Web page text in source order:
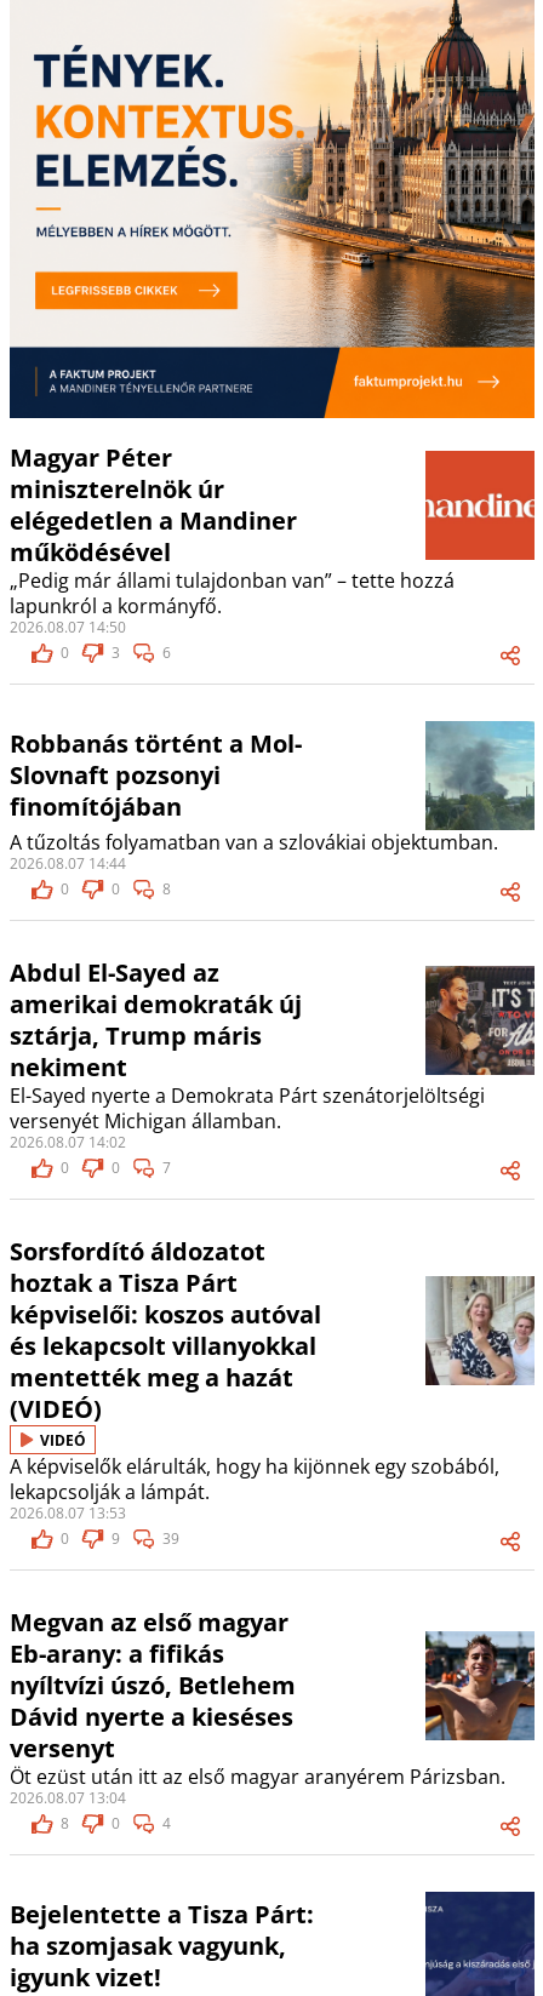
Magyar Péter
miniszterelnök úr
elégedetlen a Mandiner
működésével
„Pedig már állami tulajdonban van” – tette hozzá
lapunkról a kormányfő.
2026.08.07 14:50
0
3 6
Robbanás történt a Mol-
Slovnaft pozsonyi
finomítójában
A tűzoltás folyamatban van a szlovákiai objektumban.
2026.08.07 14:44
0
0 8
Abdul El-Sayed az
amerikai demokraták új
sztárja, Trump máris
nekiment
El-Sayed nyerte a Demokrata Párt szenátorjelöltségi
versenyét Michigan államban.
2026.08.07 14:02
0
0 7
Sorsfordító áldozatot
hoztak a Tisza Párt
képviselői: koszos autóval
és lekapcsolt villanyokkal
mentették meg a hazát
(VIDEÓ)
VIDEÓ
A képviselők elárulták, hogy ha kijönnek egy szobából,
lekapcsolják a lámpát.
2026.08.07 13:53
0
9 39
Megvan az első magyar
Eb-arany: a fifikás
nyíltvízi úszó, Betlehem
Dávid nyerte a kieséses
versenyt
Öt ezüst után itt az első magyar aranyérem Párizsban.
2026.08.07 13:04
8
0 4
Bejelentette a Tisza Párt:
ha szomjasak vagyunk,
igyunk vizet!